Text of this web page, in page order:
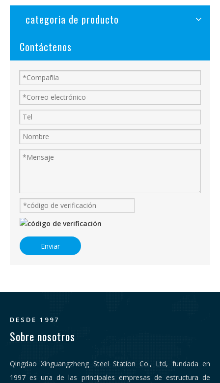
categoria de producto
Contáctenos
Enviar
DESDE 1997
Sobre nosotros
Qingdao Xinguangzheng Steel Station Co., Ltd, fundada en
1997 es una de las principales empresas de estructura de